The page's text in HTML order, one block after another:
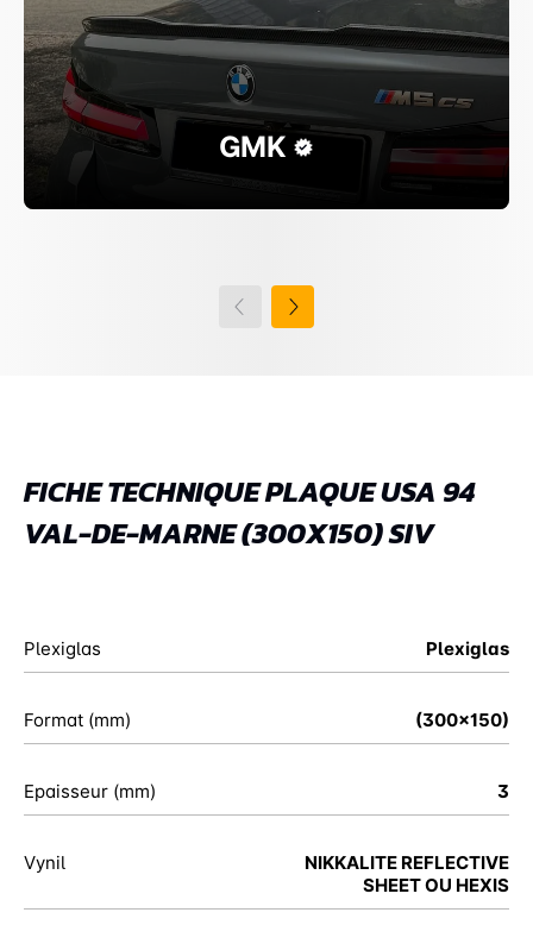
GMK
FICHE TECHNIQUE PLAQUE USA 94
VAL-DE-MARNE (300X150) SIV
Plexiglas Plexiglas
Format (mm) (300x150)
Epaisseur (mm) 3
Vynil
NIKKALITE REFLECTIVE
SHEET OU HEXIS